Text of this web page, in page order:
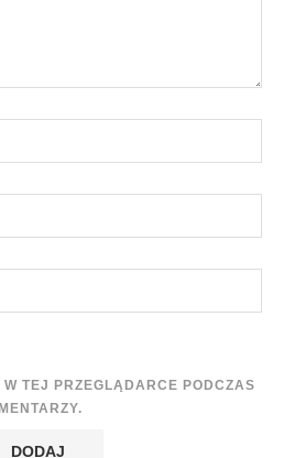
TEJ PRZEGLĄDARCE PODCZAS